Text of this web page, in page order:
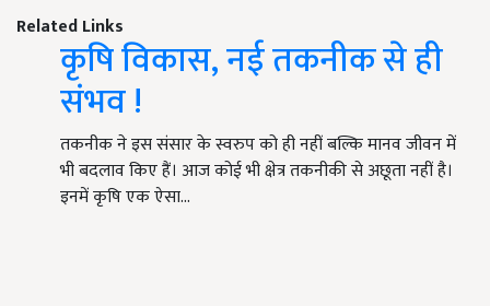
Related Links
कृषि विकास, नई तकनीक से ही
संभव !
तकनीक ने इस संसार के स्वरुप को ही नहीं बल्कि मानव जीवन में
भी बदलाव किए हैं। आज कोई भी क्षेत्र तकनीकी से अछूता नहीं है।
इनमें कृषि एक ऐसा…